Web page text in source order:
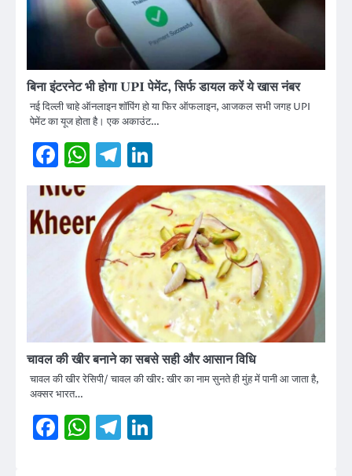
बिना इंटरनेट भी होगा UPI पेमेंट, सिर्फ डायल करें ये खास नंबर
नई दिल्ली चाहे ऑनलाइन शॉपिंग हो या फिर ऑफलाइन, आजकल सभी जगह UPI
पेमेंट का यूज होता है। एक अकाउंट…
Facebook
WhatsApp
Telegram
चावल की खीर बनाने का सबसे सही और आसान विधि
चावल की खीर रेसिपी/ चावल की खीर: खीर का नाम सुनते ही मुंह में पानी आ जाता है,
अक्सर भारत…
Facebook
WhatsApp
Telegram